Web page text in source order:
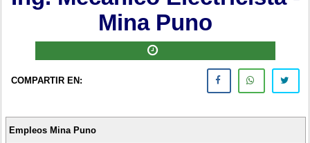
Mina Puno
COMPARTIR EN:
Empleos Mina Puno